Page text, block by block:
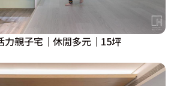
力親子宅｜休閒多元｜15坪